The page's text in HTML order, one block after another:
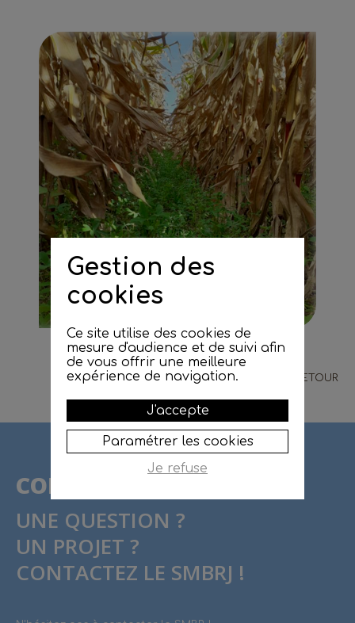
RETOUR
CONTACT
UNE QUESTION ?
UN PROJET ?
CONTACTEZ LE SMBRJ !
Gestion des
cookies
Ce site utilise des cookies de
mesure d'audience et de suivi afin
de vous offrir une meilleure
expérience de navigation.
J'accepte
Paramétrer les cookies
Je refuse